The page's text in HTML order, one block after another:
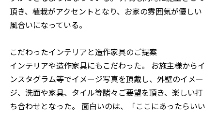
頂き、植栽がアクセントとなり、お家の雰囲気が優しい
風合いになっている。
こだわったインテリアと造作家具のご提案
インテリアや造作家具にもこだわった。 お施主様からイ
ンスタグラム等でイメージ写真を頂戴し、外壁のイメー
ジ、洗面や家具、タイル等諸々ご要望を頂き、楽しい打
ち合わせとなった。 面白いのは、「ここにあったらいい